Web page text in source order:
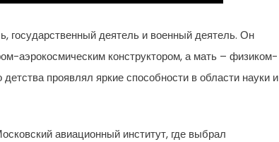
государственный деятель и военный деятель. Он
аэрокосмическим конструктором, а мать – физиком-
проявлял яркие способности в области науки и
авиационный институт, где выбрал